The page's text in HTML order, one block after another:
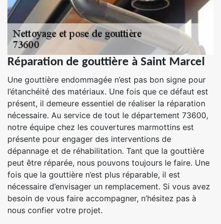
Réparation de gouttière à Saint Marcel
Une gouttière endommagée n’est pas bon signe pour
l’étanchéité des matériaux. Une fois que ce défaut est
présent, il demeure essentiel de réaliser la réparation
nécessaire. Au service de tout le département 73600,
notre équipe chez les couvertures marmottins est
présente pour engager des interventions de
dépannage et de réhabilitation. Tant que la gouttière
peut être réparée, nous pouvons toujours le faire. Une
fois que la gouttière n’est plus réparable, il est
nécessaire d’envisager un remplacement. Si vous avez
besoin de vous faire accompagner, n’hésitez pas à
nous confier votre projet.